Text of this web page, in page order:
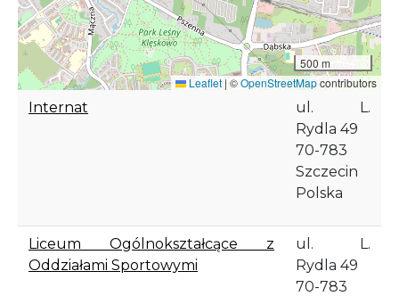
500 m
Leaflet| ©OpenStreetMapcontributors
Internat
ul. L.
Rydla 49
70-783
Szczecin
Polska
Liceum Ogólnokształcące z
Oddziałami Sportowymi
ul. L.
Rydla 49
70-783